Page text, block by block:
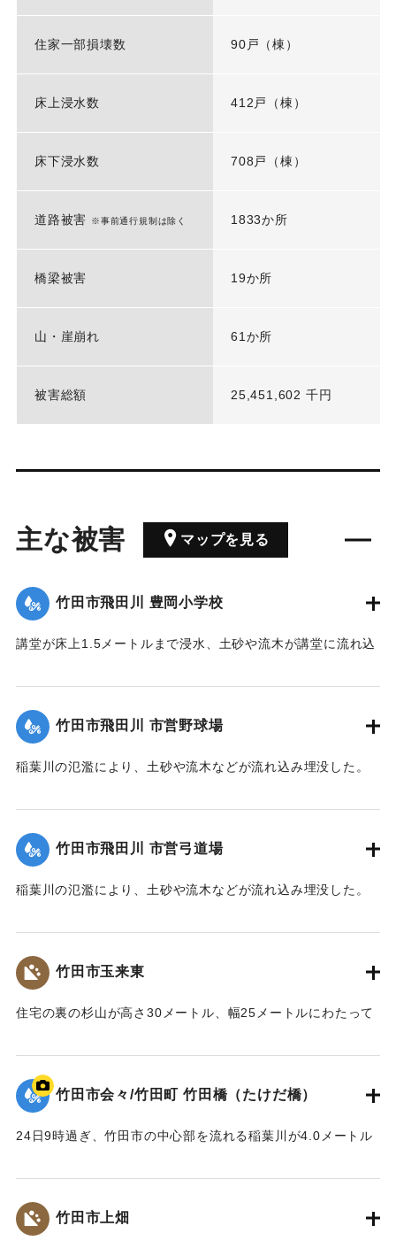
住家一部損壊数 90戸（棟）
床上浸水数 412戸（棟）
床下浸水数 708戸（棟）
道路被害 ※事前通行規制は除く 1833か所
橋梁被害 19か所
山・崖崩れ 61か所
被害総額 25,451,602 千円
主な被害 マップを見る
竹田市飛田川 豊岡小学校
講堂が床上1.5メートルまで浸水、土砂や流木が講堂に流れ込
や焼却炉が流失、特別教室、管理棟が床上浸水、グラウンド
全面に土砂や流木が流れ込むなどの被害が出た。
【出典：82.7.24集中豪雨災害の記録（竹田市,1983）】
竹田市飛田川 市営野球場
稲葉川の氾濫により、土砂や流木などが流れ込み埋没した。
｜固有コード:
竹田市飛田川 市営弓道場
稲葉川の氾濫により、土砂や流木などが流れ込み埋没した。
｜固有コード: 00927014
竹田市玉来東
住宅の裏の杉山が高さ30メートル、幅25メートルにわたって
になった。1人は自力で脱出し、もう1人は1時間後に救助され
たが、5歳の女の子は午後4時23分に土砂の中から救出された
ものの、死亡が確認された。
｜固有コード:00927006
竹田市会々/竹田町 竹田橋（たけだ橋）
24日9時過ぎ、竹田市の中心部を流れる稲葉川が4.0メートル
堤防からあふれた濁流が市街地に流れ込んだ。国鉄豊後竹田
駅前に架かっていた“たけだ橋”沿いにあるクリ一二ング店があ
っという間に濁流に流されたのをはじめ、民家4戸が流失し
竹田市上畑